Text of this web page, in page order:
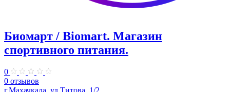
Биомарт ​/ Biomart. Магазин
спортивного питания.
0
0 отзывов
г.Махачкала, ул.Титова, 1/2